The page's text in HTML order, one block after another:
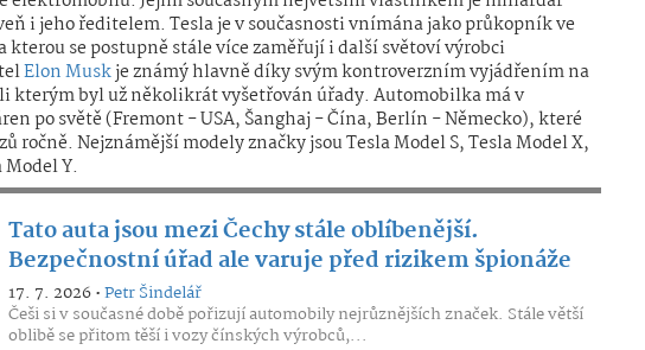
i jeho ředitelem. Tesla je v současnosti vnímána jako průkopník ve
se postupně stále více zaměřují i další světoví výrobci
Elon Muskje známý hlavně díky svým kontroverzním vyjádřením na
byl už několikrát vyšetřován úřady. Automobilka má v
po světě (Fremont - USA, Šanghaj - Čína, Berlín - Německo), které
ročně. Nejznámější modely značky jsou Tesla Model S, Tesla Model X,
Model Y.
Tato auta jsou mezi Čechy stále oblíbenější.
Bezpečnostní úřad ale varuje před rizikem špionáže
17. 7. 2026 •Petr Šindelář
Češi si v současné době pořizují automobily nejrůznějších značek. Stále větší
oblibě se přitom těší i vozy čínských výrobců,...